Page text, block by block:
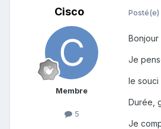
Cisco
Membre
5
Posté(e)
Bonjour
Je
le
Durée,
Je